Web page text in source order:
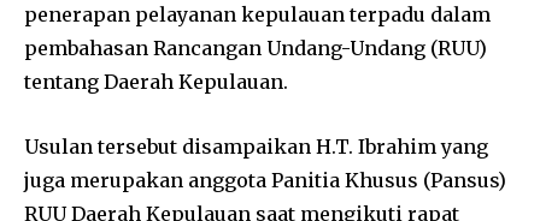
penerapan pelayanan kepulauan terpadu dalam
pembahasan Rancangan Undang-Undang (RUU)
tentang Daerah Kepulauan.
Usulan tersebut disampaikan H.T. Ibrahim yang
juga merupakan anggota Panitia Khusus (Pansus)
RUU Daerah Kepulauan saat mengikuti rapat